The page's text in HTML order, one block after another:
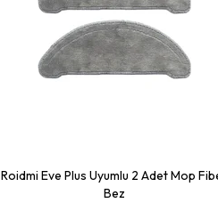
Roidmi Eve Plus Uyumlu 2 Adet Mop
Bez